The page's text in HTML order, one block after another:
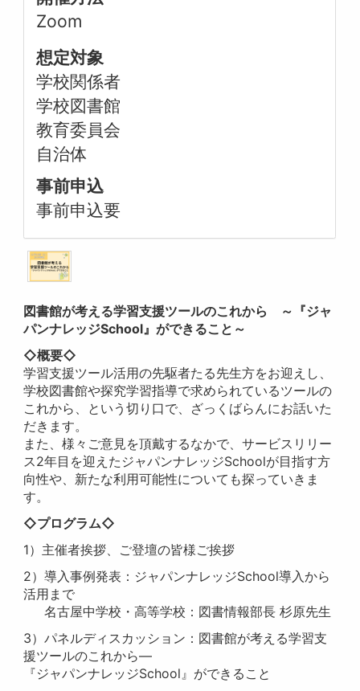
Zoom
想定対象
学校関係者
学校図書館
教育委員会
自治体
事前申込
事前申込要
図書館が考える学習支援ツールのこれから ～『ジャ
パンナレッジSchool』ができること～
◇概要◇
学習支援ツール活用の先駆者たる先生方をお迎えし、
学校図書館や探究学習指導で求められているツールの
これから、という切り口で、ざっくばらんにお話いた
だきます。
また、様々ご意見を頂戴するなかで、サービスリリー
ス2年目を迎えたジャパンナレッジSchoolが目指す方
向性や、新たな利用可能性についても探っていきま
す。
◇プログラム◇
1）主催者挨拶、ご登壇の皆様ご挨拶
2）導入事例発表：ジャパンナレッジSchool導入から
活用まで
名古屋中学校・高等学校：図書情報部長 杉原先生
3）パネルディスカッション：図書館が考える学習支
援ツールのこれから―
『ジャパンナレッジSchool』ができること